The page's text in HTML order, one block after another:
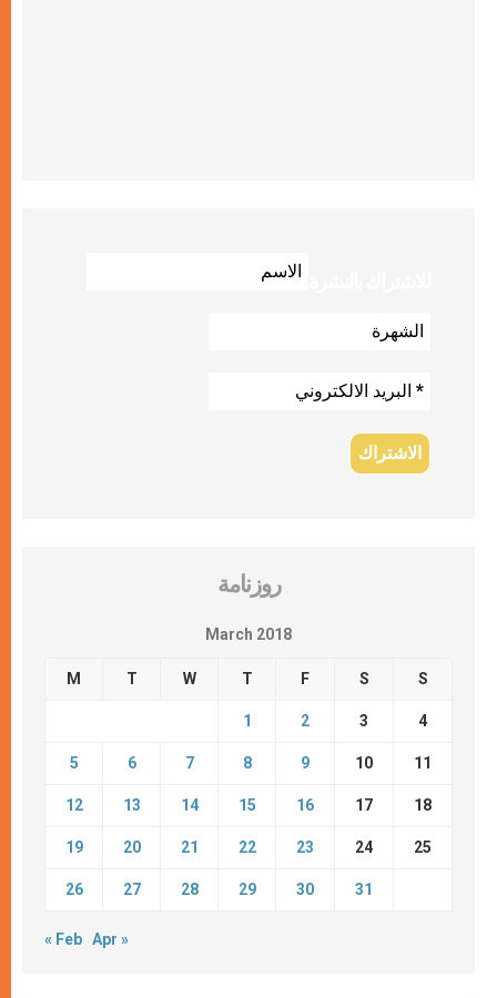
روزنامة
March 2018
M T W T F S S
1 2 3 4
5 6 7 8 9 10 11
12 13 14 15 16 17 18
19 20 21 22 23 24 25
26 27 28 29 30 31
« Feb Apr »